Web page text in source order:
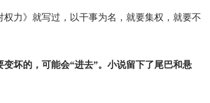
力》就写过，以干事为名，就要集权，就要不
变坏的，可能会“进去”。小说留下了尾巴和悬